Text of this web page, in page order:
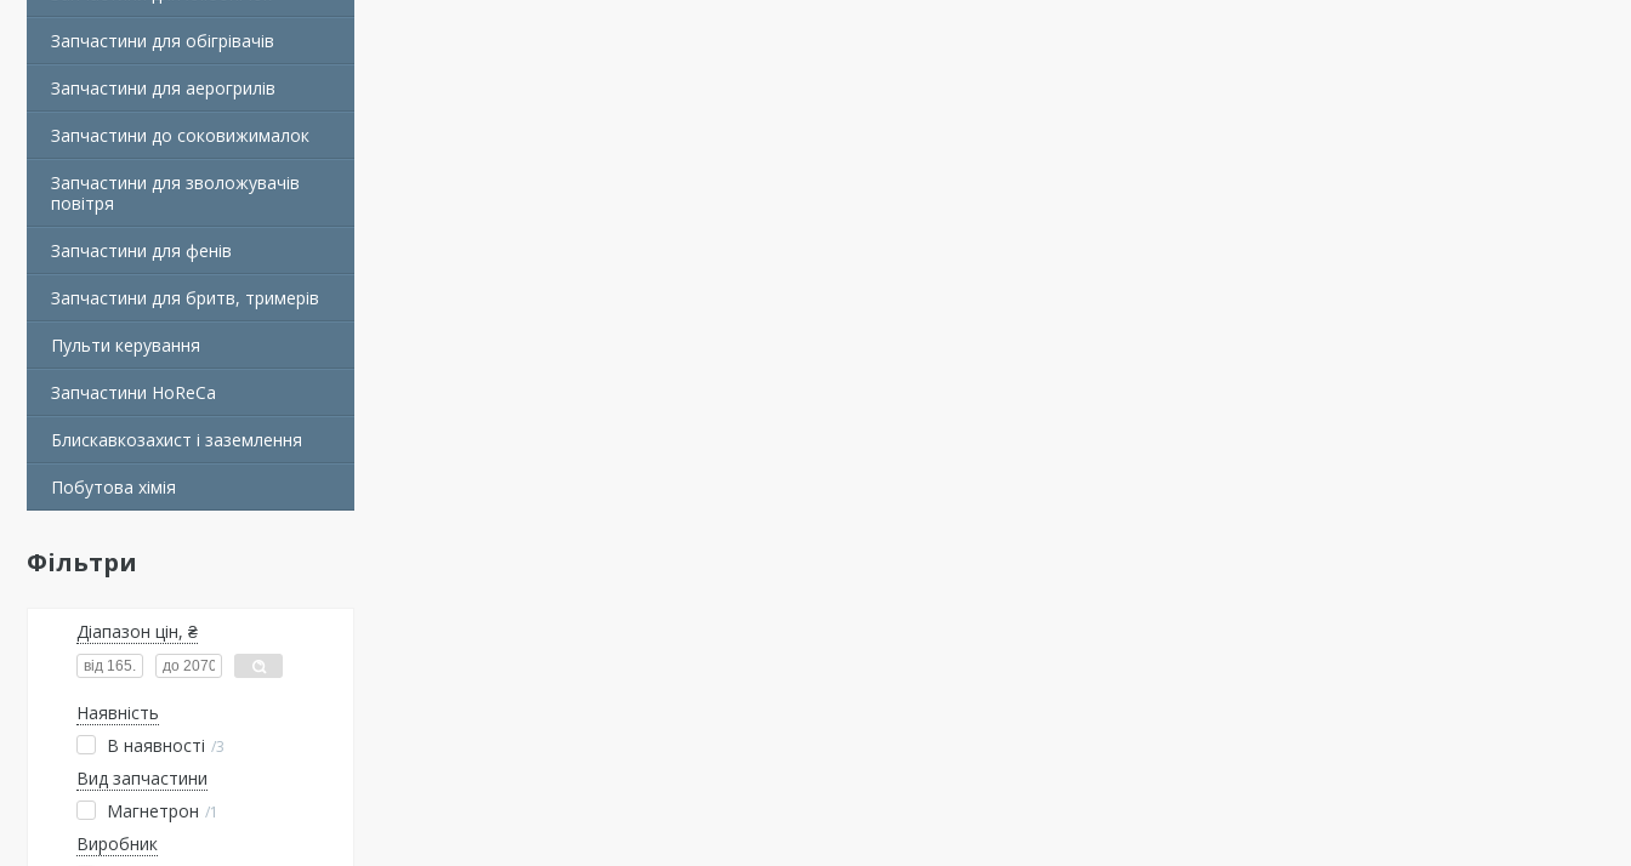
Запчастини для обігрівачів
Запчастини для аерогрилів
Запчастини до соковижималок
Запчастини для зволожувачів
повітря
Запчастини для фенів
Запчастини для бритв, тримерів
Пульти керування
Запчастини HoReCa
Блискавкозахист і заземлення
Побутова хімія
Фільтри
Діапазон цін, ₴
Наявність
В наявності 3
Вид запчастини
Магнетрон
1
Виробник